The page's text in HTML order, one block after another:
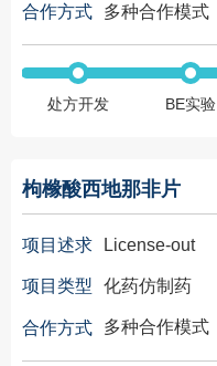
合作方式 多种合作模式
处方开发 BE实验
枸橼酸西地那非片
项目述求 License-out
项目类型 化药仿制药
合作方式 多种合作模式